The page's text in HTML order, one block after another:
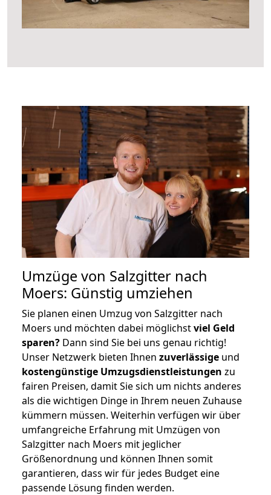
Umzüge von Salzgitter nach
Moers: Günstig umziehen
Sie planen einen Umzug von Salzgitter nach
Moers und möchten dabei möglichstviel Geld
sparen? Dann sind Sie bei uns genau richtig!
Unser Netzwerk bieten Ihnen zuverlässige und
kostengünstige Umzugsdienstleistungen zu
fairen Preisen, damit Sie sich um nichts anderes
als die wichtigen Dinge in Ihrem neuen Zuhause
kümmern müssen. Weiterhin verfügen wir über
umfangreiche Erfahrung mit Umzügen von
Salzgitter nach Moers mit jeglicher
Größenordnung und können Ihnen somit
garantieren, dass wir für jedes Budget eine
passende Lösung finden werden.